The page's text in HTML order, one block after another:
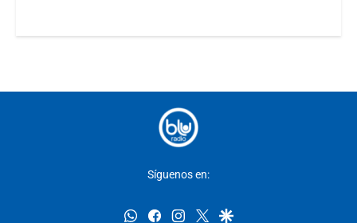
Síguenos en:
whatsappfacebookinstagram
twittergoogle